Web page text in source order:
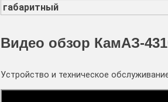
габаритный
Видео обзор КамАЗ-
Устройство и техническое